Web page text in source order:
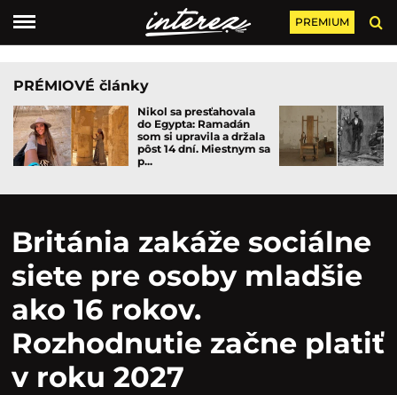
PREMIUM
PRÉMIOVÉ články
Nikol sa presťahovala
do Egypta: Ramadán
som si upravila a držala
pôst 14 dní. Miestnym sa
p...
Británia zakáže sociálne
siete pre osoby mladšie
ako 16 rokov.
Rozhodnutie začne platiť
v roku 2027